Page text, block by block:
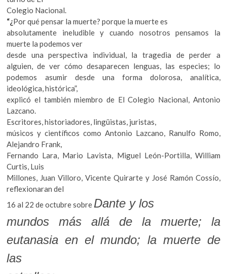
Colegio Nacional.
“¿Por qué pensar la muerte? porque la muerte es
absolutamente ineludible y cuando nosotros pensamos la
muerte la podemos ver
desde una perspectiva individual, la tragedia de perder a
alguien, de ver cómo desaparecen lenguas, las especies; lo
podemos asumir desde una forma dolorosa, analítica,
ideológica, histórica”,
explicó el también miembro de El Colegio Nacional, Antonio
Lazcano.
Escritores, historiadores, lingüistas, juristas,
músicos y científicos como Antonio Lazcano, Ranulfo Romo,
Alejandro Frank,
Fernando Lara, Mario Lavista, Miguel León-Portilla, William
Curtis, Luis
Millones, Juan Villoro, Vicente Quirarte y José Ramón Cossío,
reflexionaran del
16 al 22 de octubre sobre Dante y los
mundos más allá de la muerte; la
eutanasia en el mundo; la muerte de
las